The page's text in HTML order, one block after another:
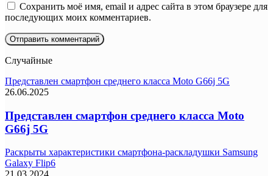
Сохранить моё имя, email и адрес сайта в этом браузере для
последующих моих комментариев.
Случайные
Представлен смартфон среднего класса Moto G66j 5G
26.06.2025
Представлен смартфон среднего класса Moto
G66j 5G
Раскрыты характеристики смартфона-раскладушки Samsung
Galaxy Flip6